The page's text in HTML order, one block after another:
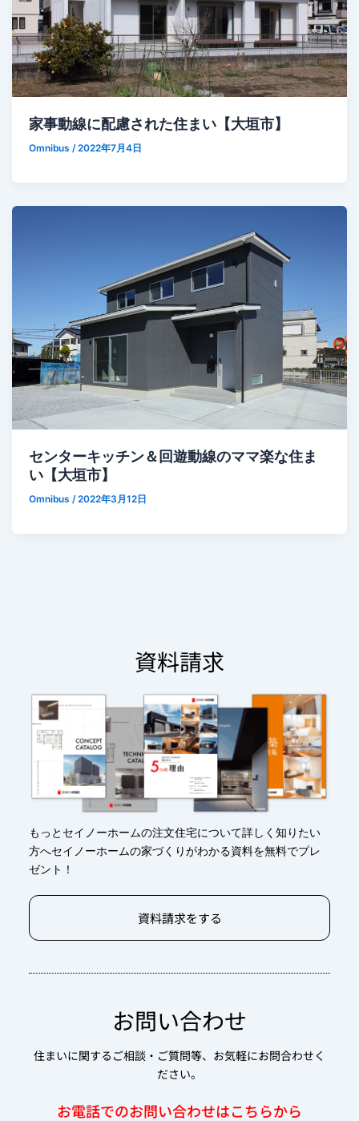
家事動線に配慮された住まい【大垣市】
Omnibus/2022年7月4日
センターキッチン＆回遊動線のママ楽な住ま
い【大垣市】
Omnibus/2022年3月12日
資料請求
もっとセイノーホームの注文住宅について詳しく知りたい
方へセイノーホームの家づくりがわかる資料を無料でプレ
ゼント！
資料請求をする
お問い合わせ
住まいに関するご相談・ご質問等、お気軽にお問合わせく
ださい。
お電話でのお問い合わせはこちらから